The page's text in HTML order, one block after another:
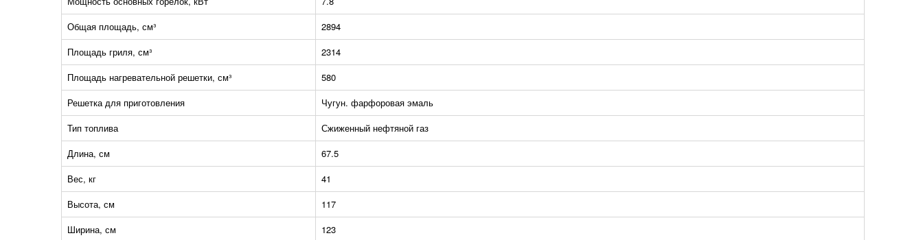
Общая площадь, см³
2894
Площадь гриля, см³
2314
Площадь нагревательной решетки, см³
580
Решетка для приготовления
Чугун. фарфоровая эмаль
Тип топлива
Сжиженный нефтяной газ
Длина, см
67.5
Вес, кг
41
Высота, см
117
Ширина, см
123